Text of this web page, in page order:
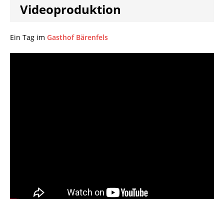
Videoproduktion
Ein Tag im Gasthof Bärenfels